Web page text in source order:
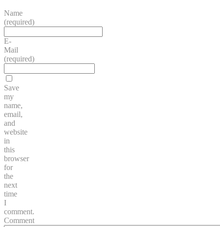
Name
(required)
E-
Mail
(required)
Save
my
name,
email,
and
website
in
this
browser
for
the
next
time
I
comment.
Comment